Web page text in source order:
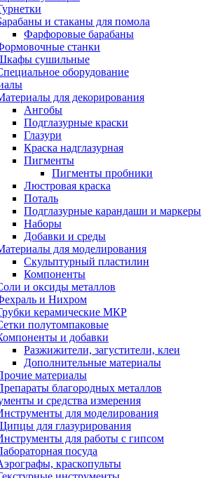
и стаканы для помола
Фарфоровые барабаны
станки
сушильные
оборудование
для декорирования
Ангобы
Подглазурные краски
Глазури
Краска надглазурная
Пигменты
Пигменты пробники
Люстровая краска
Поталь
Подглазурные карандаши и маркеры
Наборы
Добавки и среды
для моделирования
Скульптурный пластилин
Компоненты
и оксиды металлов
и Нихром
керамические МКР
полутомпаковые
и добавки
Разжижители, загустители, клеи
Дополнительные материалы
материалы
благородных металлов
и средства измерения
для моделирования
для глазурирования
для работы с гипсом
посуда
краскопульты